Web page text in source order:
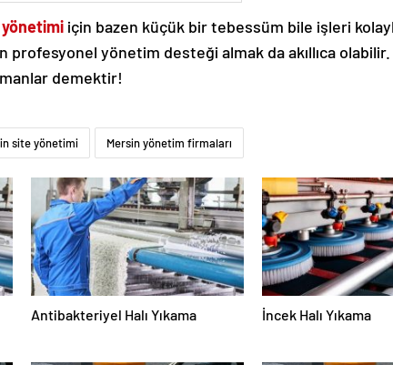
için bazen küçük bir tebessüm bile işleri
profesyonel yönetim desteği almak da akıllıca
demektir!
site yönetimi Mersin yönetim firmaları
Antibakteriyel Halı Yıkama İncek Halı Yıkama